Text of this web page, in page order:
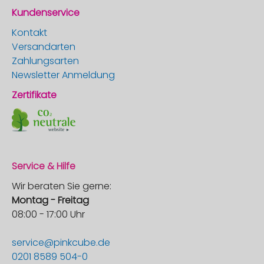
Kundenservice
Kontakt
Versandarten
Zahlungsarten
Newsletter Anmeldung
Zertifikate
Service & Hilfe
Wir beraten Sie gerne:
Montag - Freitag
08:00 - 17:00 Uhr
service@pinkcube.de
0201 8589 504-0